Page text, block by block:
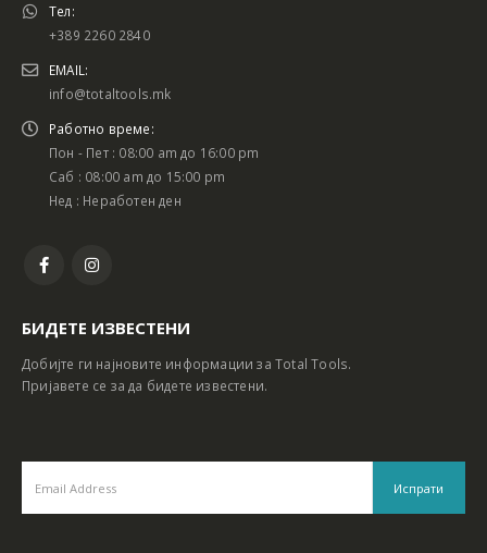
Тел:
+389 2260 2840
EMAIL:
info@totaltools.mk
Работно време:
Пон - Пет : 08:00 am до 16:00 pm
Саб : 08:00 am до 15:00 pm
Нед : Неработен ден
БИДЕТЕ ИЗВЕСТЕНИ
Добијте ги најновите информации за Total Tools.
Пријавете се за да бидете известени.